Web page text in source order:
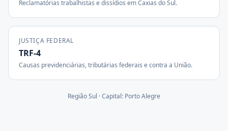
Reclamatórias trabalhistas e dissídios emCaxias do Sul.
JUSTIÇA FEDERAL
TRF-4
Causas previdenciárias, tributárias federais e contra a União.
RegiãoSul · Capital: Porto Alegre